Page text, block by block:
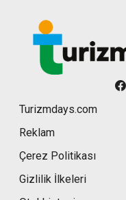
Turizmdays.com
Reklam
Çerez Politikası
Gizlilik İlkeleri